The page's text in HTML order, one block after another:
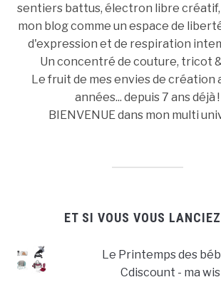
sentiers battus, électron libre
mon blog comme un espace de
d'expression et de respiration
Un concentré de couture, tricot
Le fruit de mes envies de création
années... depuis 7 ans déjà !
BIENVENUE dans mon multi
ET SI VOUS VOUS
Le Printemps des
Cdiscount - ma